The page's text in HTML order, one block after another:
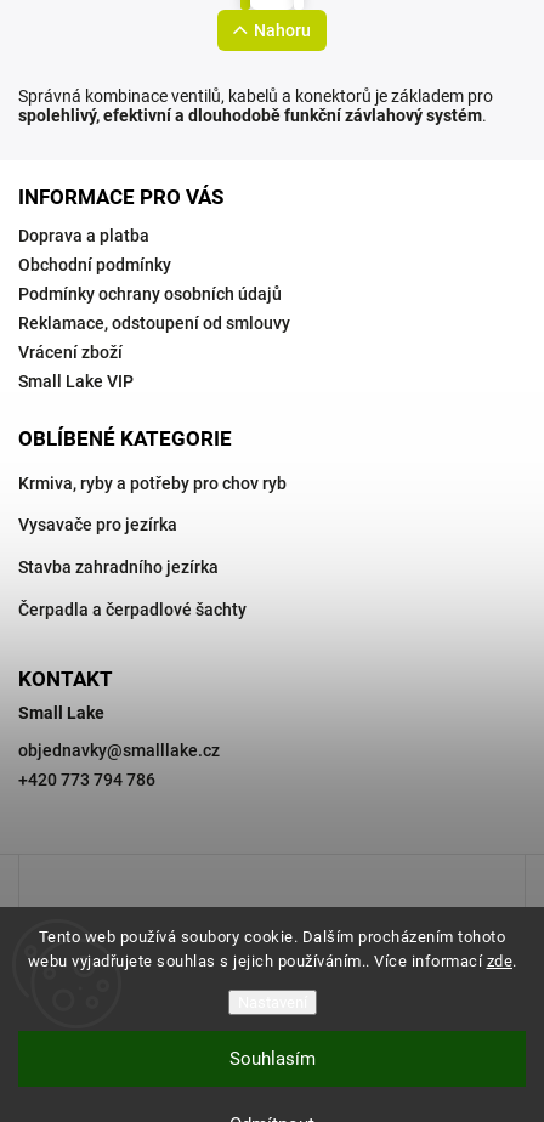
Tento web používá soubory cookie. Dalším procházením tohoto
webu vyjadřujete souhlas s jejich používáním.. Více informací zde.
Souhlasím
Nahoru
Správná kombinace ventilů, kabelů a konektorů je základem pro
spolehlivý, efektivní a dlouhodobě funkční závlahový systém.
INFORMACE PRO VÁS
Doprava a platba
Obchodní podmínky
Podmínky ochrany osobních údajů
Reklamace, odstoupení od smlouvy
Vrácení zboží
Small Lake VIP
OBLÍBENÉ KATEGORIE
Krmiva, ryby a potřeby pro chov ryb
Vysavače pro jezírka
Stavba zahradního jezírka
Čerpadla a čerpadlové šachty
KONTAKT
Small Lake
objednavky@smalllake.cz
+420 773 794 786
SMALL LAKE . Všechna práva vyhrazena.